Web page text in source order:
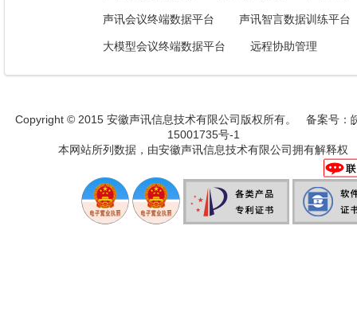
声讯会议终端数据平台 声讯智言数据训练平台
大模型会议终端数据平台 远程协助管理
Copyright © 2015 安徽声讯信息技术有限公司版权所有。 备案号：
15001735号-1
本网站所列数据，由安徽声讯信息技术有限公司拥有解释权